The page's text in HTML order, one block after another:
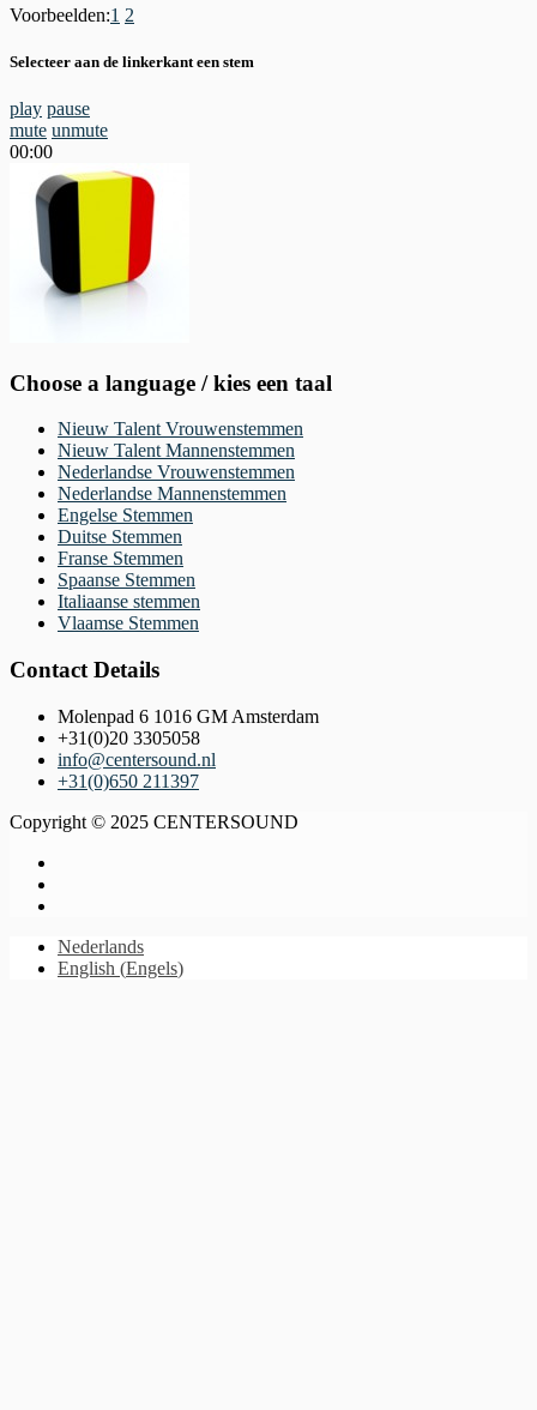
Voorbeelden:1 2
Selecteer aan de linkerkant een stem
play pause
mute unmute
00:00
Choose a language / kies een taal
Nieuw Talent Vrouwenstemmen
Nieuw Talent Mannenstemmen
Nederlandse Vrouwenstemmen
Nederlandse Mannenstemmen
Engelse Stemmen
Duitse Stemmen
Franse Stemmen
Spaanse Stemmen
Italiaanse stemmen
Vlaamse Stemmen
Contact Details
Molenpad 6 1016 GM Amsterdam
+31(0)20 3305058
info@centersound.nl
+31(0)650 211397
Copyright © 2025 CENTERSOUND
Nederlands
English (Engels)